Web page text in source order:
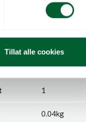
Tillat alle cookies
Stykk
FELCO S.A.
1
0.04kg